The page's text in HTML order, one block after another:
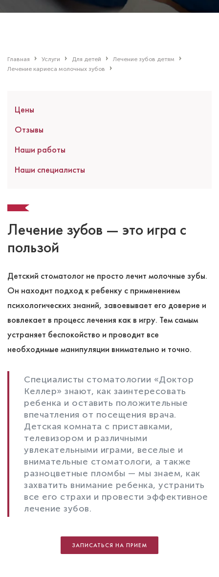
Главная Услуги Для детей
Лечение зубов детям
Лечение кариеса молочных зубов
Цены
Отзывы
Наши работы
Наши специалисты
Лечение зубов — это игра с
пользой
Детский стоматолог не просто лечит молочные зубы.
Он находит подход к ребенку с применением
психологических знаний, завоевывает его доверие и
вовлекает в процесс лечения как в игру. Тем самым
устраняет беспокойство и проводит все
необходимые манипуляции внимательно и точно.
Специалисты стоматологии «Доктор
Келлер» знают, как заинтересовать
ребенка и оставить положительные
впечатления от посещения врача.
Детская комната с приставками,
телевизором и различными
увлекательными играми, веселые и
внимательные стоматологи, а также
разноцветные пломбы — мы знаем, как
захватить внимание ребенка, устранить
все его страхи и провести эффективное
лечение зубов.
ЗАПИСАТЬСЯ НА ПРИЕМ